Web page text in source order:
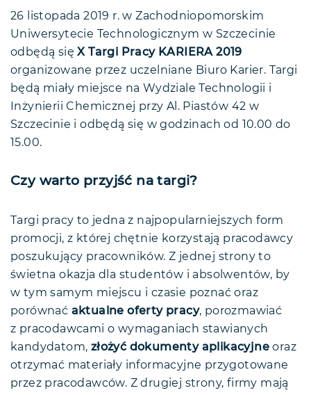
26 listopada 2019 r. w Zachodniopomorskim
Uniwersytecie Technologicznym w Szczecinie
odbędą sięX Targi Pracy KARIERA 2019
organizowane przez uczelniane Biuro Karier. Targi
będą miały miejsce na Wydziale Technologii i
Inżynierii Chemicznej przy Al. Piastów 42 w
Szczecinie i odbędą się w godzinach od 10.00 do
15.00.
Czy warto przyjść na targi?
Targi pracy to jedna z najpopularniejszych form
promocji, z której chętnie korzystają pracodawcy
poszukujący pracowników. Z jednej strony to
świetna okazja dla studentów i absolwentów, by
w tym samym miejscu i czasie poznać oraz
porównać aktualne oferty pracy, porozmawiać
z pracodawcami o wymaganiach stawianych
kandydatom, złożyć dokumenty aplikacyjne oraz
otrzymać materiały informacyjne przygotowane
przez pracodawców. Z drugiej strony, firmy mają